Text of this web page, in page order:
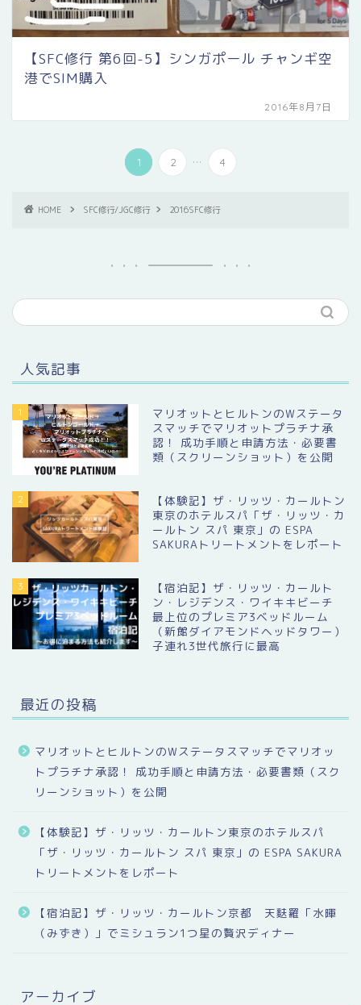
【SFC修行 第6回-5】シンガポール チャンギ空
港でSIM購入
2016年8月7日
1 2 ... 4
HOME SFC修行/JGC修行 2016SFC修行
人気記事
1
マリオットとヒルトンのWステータ
スマッチでマリオットプラチナ承
認！ 成功手順と申請方法・必要書
類（スクリーンショット）を公開
2
【体験記】ザ・リッツ・カールトン
東京のホテルスパ「ザ・リッツ・カ
ールトン スパ 東京」の ESPA
SAKURAトリートメントをレポート
3
【宿泊記】ザ・リッツ・カールト
ン・レジデンス・ワイキキビーチ
最上位のプレミア3ベッドルーム
（新館ダイアモンドヘッドタワー）
子連れ3世代旅行に最高
最近の投稿
マリオットとヒルトンのWステータスマッチでマリオッ
トプラチナ承認！ 成功手順と申請方法・必要書類（スク
リーンショット）を公開
【体験記】ザ・リッツ・カールトン東京のホテルスパ
「ザ・リッツ・カールトン スパ 東京」の ESPA SAKURA
トリートメントをレポート
【宿泊記】ザ・リッツ・カールトン京都 天麩羅「水暉
（みずき）」でミシュラン1つ星の贅沢ディナー
アーカイブ